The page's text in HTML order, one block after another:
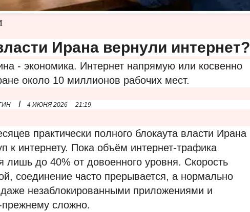
Ирана вернули интернет?
- экономика. Интернет напрямую или косвенно
около 10 миллионов рабочих мест.
I 4 ИЮНЯ 2026 21:19
практически полного блокаута власти Ирана
к интернету. Пока объём интернет-трафика
лишь до 40% от довоенного уровня. Скорость
соединение часто прерывается, а нормально
даже незаблокированными приложениями и
сложно.